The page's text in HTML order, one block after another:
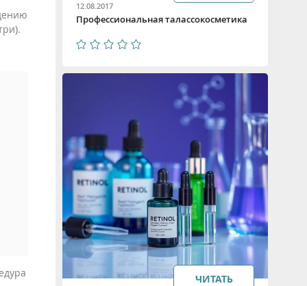
12.08.2017
Профессиональная талассокосметика
ЧИТАТЬ